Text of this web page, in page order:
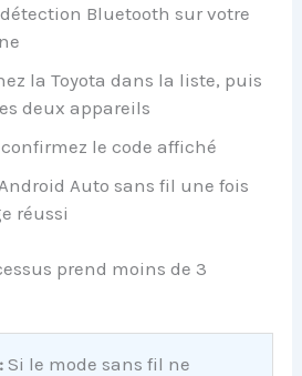
Bluetooth sur votre
la Toyota dans la liste, puis
deux appareils
le code affiché
Auto sans fil une fois
réussi
prend moins de 3
Si le mode sans fil ne